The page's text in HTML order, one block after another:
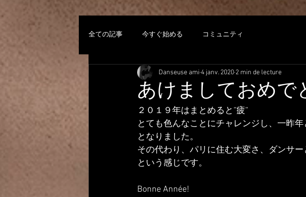
全ての記事 今すぐ始める コミュニティ
あけましておめで
Danseuse ami 4 janv. 2020 2 min de lecture
２０１９年はまとめると”疲”
とても色んなことにチャレンジし、一昨
となりました。
その代わり、パリに住む大変さ、ダンサ
という感じです。
Bonne Année!